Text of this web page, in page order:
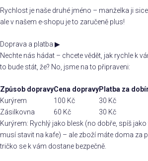
Rychlost je naše druhé jméno – manželka ji
ale v našem e-shopu je to zaručeně plus!
Doprava a platba ▶
Nechte nás hádat – chcete vědět, jak rychle k
to bude stát, že? No, jsme na to připraveni:
Způsob dopravyCena dopravyPlatba za
Kurýrem
100 Kč 30 Kč
Zásilkovna
60 Kč 30 Kč
Kurýrem: Rychlý jako blesk (no dobře, spíš
musí stavit na kafe) – ale zboží máte doma za
tričko se k vám dostane bezpečně.